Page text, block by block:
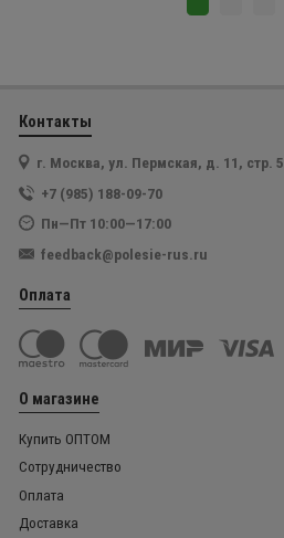
Контакты
г. Москва, ул. Пермская, д. 11, стр. 5
+7 (985) 188-09-70
Пн—Пт 10:00—17:00
feedback@polesie-rus.ru
Оплата
О магазине
Купить ОПТОМ
Сотрудничество
Оплата
Доставка